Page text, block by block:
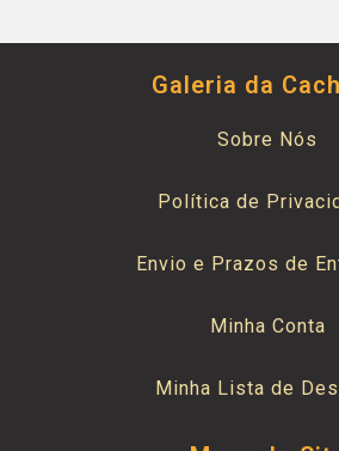
Galeria da
Sobre Nós
Política de
Envio e Prazos de
Minha Conta
Minha Lista de